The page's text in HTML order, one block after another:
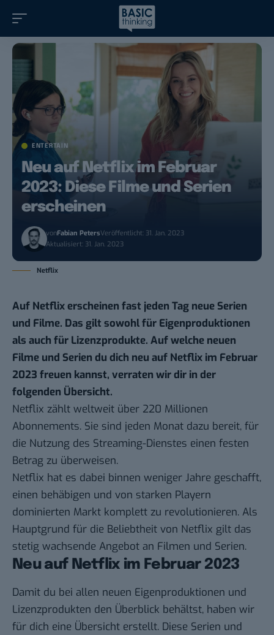
ENTERTAIN
Neu auf Netflix im Februar
2023: Diese Filme und Serien
erscheinen
vonFabian PetersVeröffentlicht: 31. Jan. 2023
Aktualisiert: 31. Jan. 2023
Netflix
Auf Netflix erscheinen fast jeden Tag neue Serien
und Filme. Das gilt sowohl für Eigenproduktionen
als auch für Lizenzprodukte. Auf welche neuen
Filme und Serien du dich neu auf Netflix im Februar
2023 freuen kannst, verraten wir dir in der
folgenden Übersicht.
Netflix zählt weltweit über 220 Millionen
Abonnements. Sie sind jeden Monat dazu bereit, für
die Nutzung des Streaming-Dienstes einen festen
Betrag zu überweisen.
Netflix hat es dabei binnen weniger Jahre geschafft,
einen behäbigen und von starken Playern
dominierten Markt komplett zu revolutionieren. Als
Hauptgrund für die Beliebtheit von Netflix gilt das
stetig wachsende Angebot an Filmen und Serien.
Neu auf Netflix im Februar 2023
Damit du bei allen neuen Eigenproduktionen und
Lizenzprodukten den Überblick behältst, haben wir
für dich eine Übersicht erstellt. Diese Serien und